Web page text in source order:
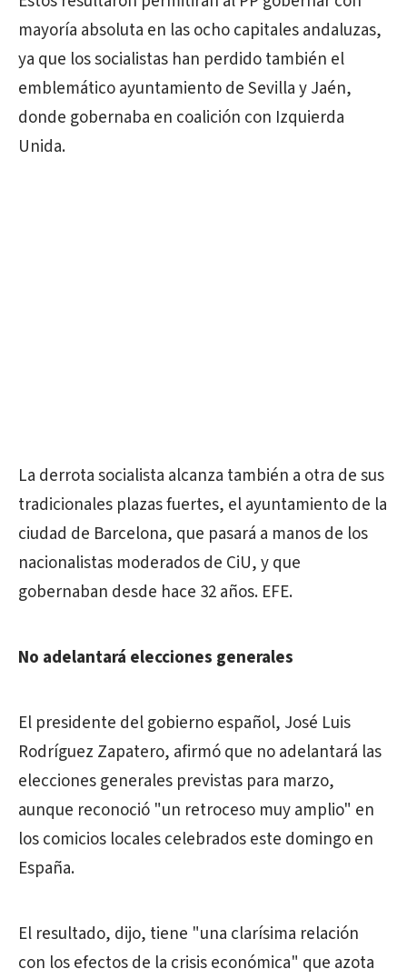
mayoría absoluta en las ocho capitales andaluzas,
ya que los socialistas han perdido también el
emblemático ayuntamiento de Sevilla y Jaén,
donde gobernaba en coalición con Izquierda
Unida.
La derrota socialista alcanza también a otra de sus
tradicionales plazas fuertes, el ayuntamiento de la
ciudad de Barcelona, que pasará a manos de los
nacionalistas moderados de CiU, y que
gobernaban desde hace 32 años. EFE.
No adelantará elecciones generales
El presidente del gobierno español, José Luis
Rodríguez Zapatero, afirmó que no adelantará las
elecciones generales previstas para marzo,
aunque reconoció "un retroceso muy amplio" en
los comicios locales celebrados este domingo en
España.
El resultado, dijo, tiene "una clarísima relación
con los efectos de la crisis económica" que azota